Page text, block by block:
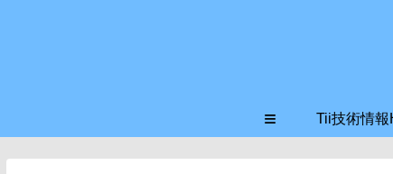
≡ Tii技術情報